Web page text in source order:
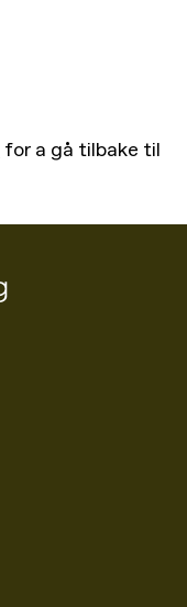
for a gå tilbake til